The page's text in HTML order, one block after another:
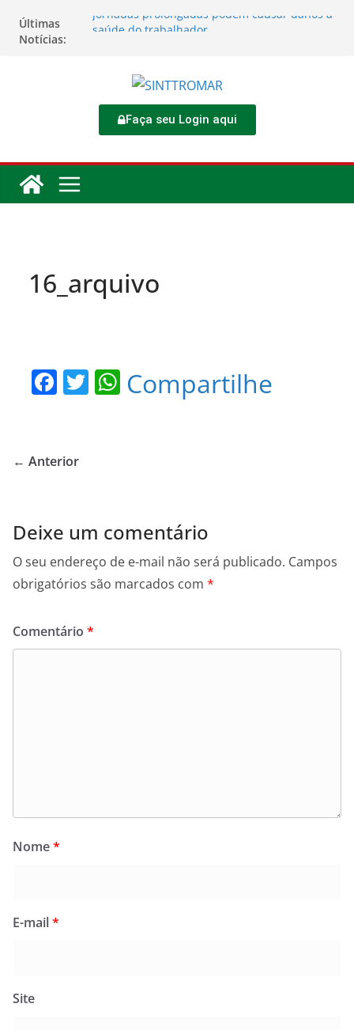
Últimas
Notícias:
Jornadas prolongadas podem causar danos à
saúde do trabalhador
corrige direitos de motoristas da
Transcocamar
dos trabalhadores
Faça seu Login aqui
16_arquivo
F
e
o
k
T W
p
Compartilhe
← Anterior
Deixe um comentário
O seu endereço de e-mail não será publicado. Campos
obrigatórios são marcados com *
Comentário *
Nome*
E-mail*
Site